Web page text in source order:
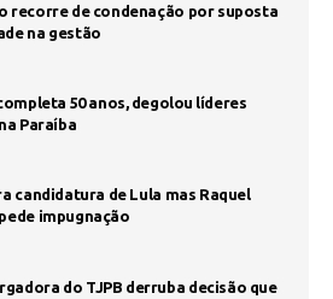
recorre de condenação por suposta
na gestão
50 anos, degolou líderes
Paraíba
candidatura de Lula mas Raquel
impugnação
do TJPB derruba decisão que